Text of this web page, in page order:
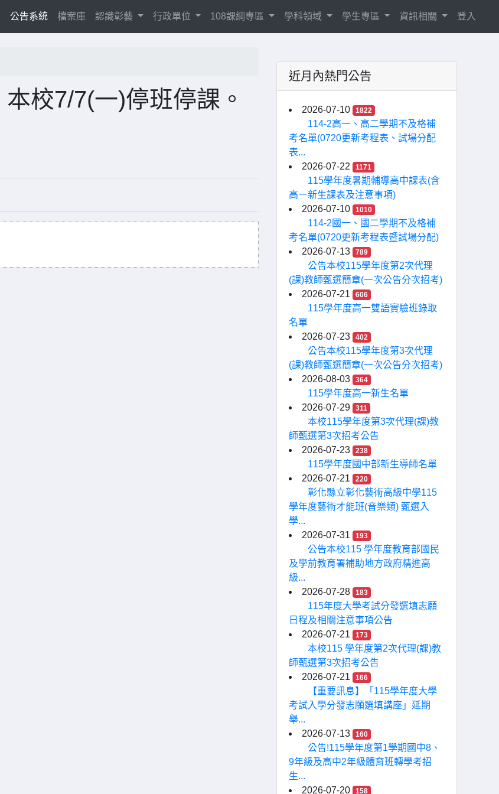
(current)
公告系統 檔案庫 認識彰藝 行政單位 108課綱專區 學科領域 學生專區 資訊相關 登入
校7/7(一)停班停課。
近月內熱門公告
2026-07-10 1822
114-2高一、高二學期不及格補
考名單(0720更新考程表、試場分配
表...
2026-07-22
1171
115學年度暑期輔導高中課表(含
高ㄧ新生課表及注意事項)
2026-07-10
1010
114-2國一、國二學期不及格補
考名單(0720更新考程表暨試場分配)
2026-07-13
789
公告本校115學年度第2次代理
(課)教師甄選簡章(一次公告分次招考)
2026-07-21
606
115學年度高一雙語實驗班錄取
名單
2026-07-23
402
公告本校115學年度第3次代理
(課)教師甄選簡章(一次公告分次招考)
2026-08-03
364
115學年度高一新生名單
2026-07-29
311
本校115學年度第3次代理(課)教
師甄選第3次招考公告
2026-07-23
238
115學年度國中部新生導師名單
2026-07-21
220
彰化縣立彰化藝術高級中學115
學年度藝術才能班(音樂類) 甄選入
學...
2026-07-31
193
公告本校115 學年度教育部國民
及學前教育署補助地方政府精進高
級...
2026-07-28
183
115年度大學考試分發選填志願
日程及相關注意事項公告
2026-07-21
173
本校115 學年度第2次代理(課)教
師甄選第3次招考公告
2026-07-21
166
【重要訊息】「115學年度大學
考試入學分發志願選填講座」延期
舉...
2026-07-13
160
公告!115學年度第1學期國中8、
9年級及高中2年級體育班轉學考招
生...
2026-07-20
158